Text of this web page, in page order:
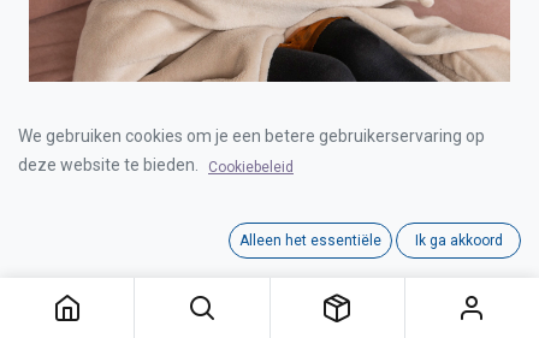
Interne referentie: 00030330
We gebruiken cookies om je een betere gebruikerservaring op
deze website te bieden.
Cookiebeleid
Alleen het essentiële Ik ga akkoord